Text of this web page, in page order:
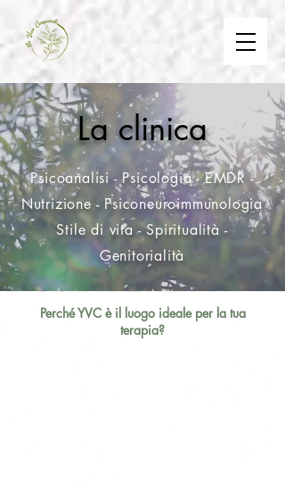
La clinica
Psicoanalisi - Psicologia - EMDR -
Nutrizione - Psiconeuroimmunologia
Stile di vita - Spiritualità -
Genitorialità
Perché YVC è il luogo ideale per la tua
terapia?